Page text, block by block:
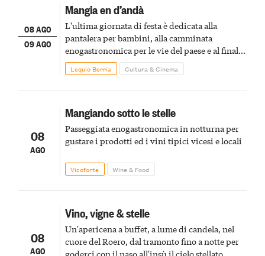
08 AGO
09 AGO
Mangia en d’andà
L'ultima giornata di festa è dedicata alla
pantalera per bambini, alla camminata
enogastronomica per le vie del paese e al finale
pirotecnico
Lequio Berria Cultura & Cinema
08
AGO
Mangiando sotto le stelle
Passeggiata enogastronomica in notturna per
gustare i prodotti ed i vini tipici vicesi e locali
Vicoforte Wine & Food
08
AGO
Vino, vigne & stelle
Un'apericena a buffet, a lume di candela, nel
cuore del Roero, dal tramonto fino a notte per
goderci con il naso all'insù il cielo stellato